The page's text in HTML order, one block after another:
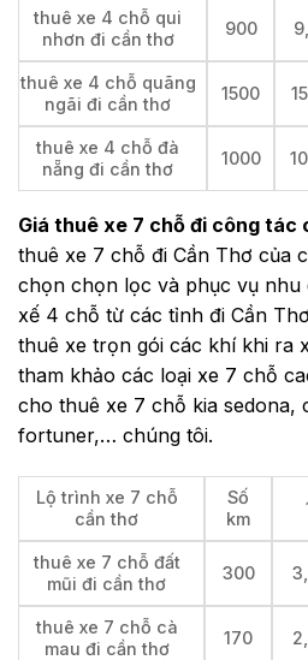
thuê xe 4 chỗ qui
nhơn đi cần thơ
900
thuê xe 4 chỗ quãng
ngãi đi cần thơ
1500
thuê xe 4 chỗ đà
nẵng đi cần thơ
1000
Giá thuê xe 7 chỗ đi công tác
thuê xe 7 chỗ đi Cần Thơ của
chọn chọn lọc và phục vụ nhu
xế 4 chỗ từ các tỉnh đi Cần
thuê xe trọn gói các khí khi ra
tham khảo các loại xe 7 chỗ
cho thuê xe 7 chỗ kia sedona,
fortuner,… chúng tôi.
Lộ trình xe 7 chỗ
cần thơ
Số
km
thuê xe 7 chỗ đất
mũi đi cần thơ
300
thuê xe 7 chỗ cà
mau đi cần thơ
170